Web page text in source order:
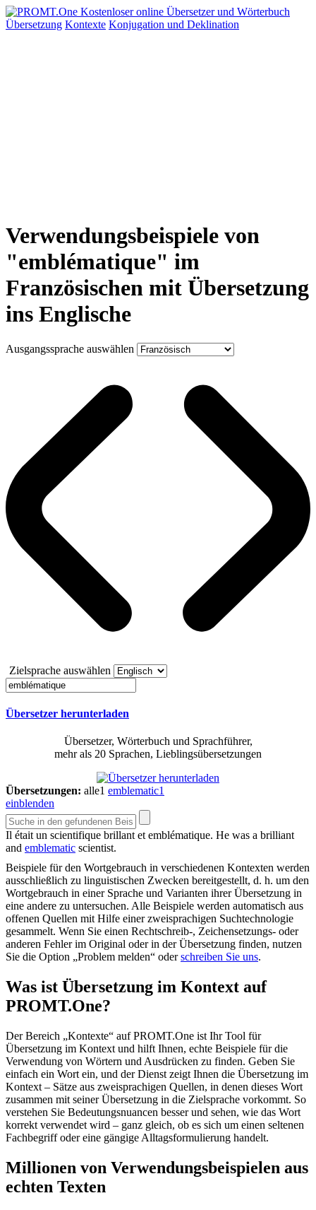
Übersetzung Kontexte Konjugation und Deklination
Verwendungsbeispiele von
"emblématique" im
Französischen mit Übersetzung
ins Englische
Ausgangssprache auswählen
Zielsprache auswählen
Übersetzer herunterladen
Übersetzer, Wörterbuch und Sprachführer,
mehr als 20 Sprachen, Lieblingsübersetzungen
Übersetzungen: alle1 emblematic1
einblenden
Il était un scientifique brillant etemblématique. He was a brilliant
and emblematic scientist.
Beispiele für den Wortgebrauch in verschiedenen Kontexten werden
ausschließlich zu linguistischen Zwecken bereitgestellt, d. h. um den
Wortgebrauch in einer Sprache und Varianten ihrer Übersetzung in
eine andere zu untersuchen. Alle Beispiele werden automatisch aus
offenen Quellen mit Hilfe einer zweisprachigen Suchtechnologie
gesammelt. Wenn Sie einen Rechtschreib-, Zeichensetzungs- oder
anderen Fehler im Original oder in der Übersetzung finden, nutzen
Sie die Option „Problem melden“ oderschreiben Sie uns.
Was ist Übersetzung im Kontext auf
PROMT.One?
Der Bereich „Kontexte“ auf PROMT.One ist Ihr Tool für
Übersetzung im Kontext und hilft Ihnen, echte Beispiele für die
Verwendung von Wörtern und Ausdrücken zu finden. Geben Sie
einfach ein Wort ein, und der Dienst zeigt Ihnen die Übersetzung im
Kontext – Sätze aus zweisprachigen Quellen, in denen dieses Wort
zusammen mit seiner Übersetzung in die Zielsprache vorkommt. So
verstehen Sie Bedeutungsnuancen besser und sehen, wie das Wort
korrekt verwendet wird – ganz gleich, ob es sich um einen seltenen
Fachbegriff oder eine gängige Alltagsformulierung handelt.
Millionen von Verwendungsbeispielen aus
echten Texten